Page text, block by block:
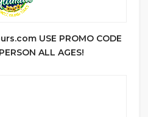
USE PROMO CODE
ALL AGES!